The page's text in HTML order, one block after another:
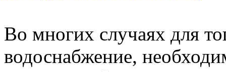
Во многих случаях для
водоснабжение,